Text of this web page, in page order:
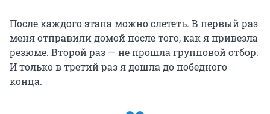
После каждого этапа можно слететь. В первый раз
меня отправили домой после того, как я привезла
резюме. Второй раз — не прошла групповой отбор.
И только в третий раз я дошла до победного
конца.